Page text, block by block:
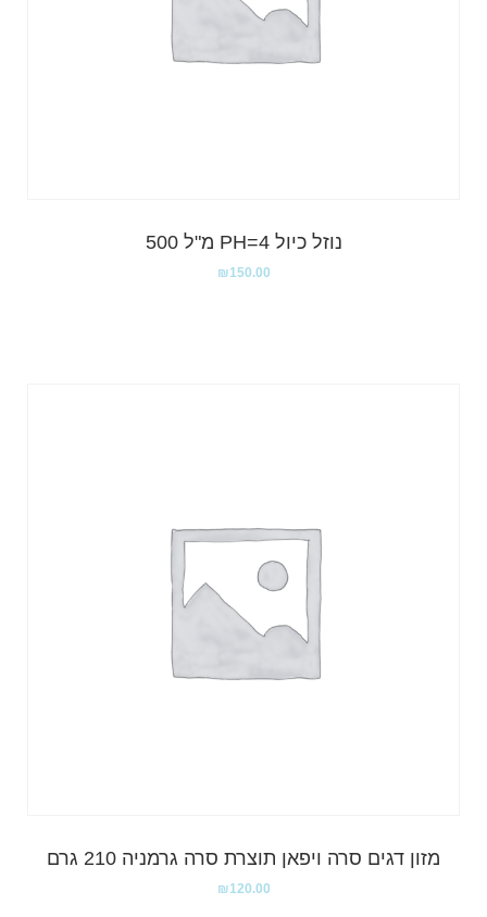
נוזל כיול PH=4 מ"ל 500
₪150.00
מזון דגים סרה ויפאן תוצרת סרה גרמניה 210 גרם
₪120.00